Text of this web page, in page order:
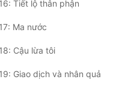
Tiết lộ thân phận
Ma nước
Cậu lừa tôi
Giao dịch và nhân quả